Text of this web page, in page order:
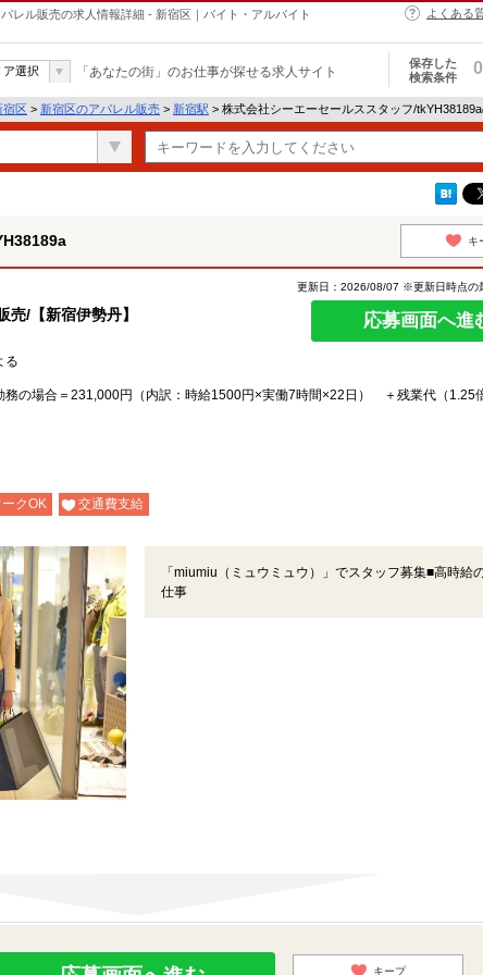
レル販売の求人情報詳細 - 新宿区｜バイト・アルバイト
よくある
ア選択 「あなたの街」のお仕事が探せる求人サイト
保存した
検索条件
0
宿区 > 新宿区のアパレル販売 > 新宿駅 > 株式会社シーエーセールススタッフ/
キ
売/【新宿伊勢丹】
更新日：2026/08/07 ※更新日時点の
応募画面へ進
る
の場合＝231,000円（内訳：時給1500円×実働7時間×22日） ＋残業代（1.25
クOK 交通費支給
「miumiu（ミュウミュウ）」でスタッフ募集■高時給
仕事
キープ